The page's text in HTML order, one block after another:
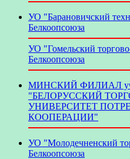
УО "Барановичский
Белкоопсоюза
УО "Гомельский
Белкоопсоюза
МИНСКИЙ ФИЛИАЛ
"БЕЛОРУССКИЙ
УНИВЕРСИТЕТ
КООПЕРАЦИИ"
УО "Молодечненский
Белкоопсоюза